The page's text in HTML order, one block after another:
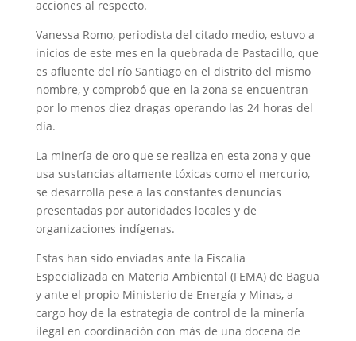
acciones al respecto.
Vanessa Romo, periodista del citado medio, estuvo a
inicios de este mes en la quebrada de Pastacillo, que
es afluente del río Santiago en el distrito del mismo
nombre, y comprobó que en la zona se encuentran
por lo menos diez dragas operando las 24 horas del
día.
La minería de oro que se realiza en esta zona y que
usa sustancias altamente tóxicas como el mercurio,
se desarrolla pese a las constantes denuncias
presentadas por autoridades locales y de
organizaciones indígenas.
Estas han sido enviadas ante la Fiscalía
Especializada en Materia Ambiental (FEMA) de Bagua
y ante el propio Ministerio de Energía y Minas, a
cargo hoy de la estrategia de control de la minería
ilegal en coordinación con más de una docena de